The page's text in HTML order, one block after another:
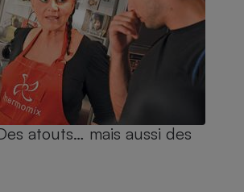
atouts… mais aussi des